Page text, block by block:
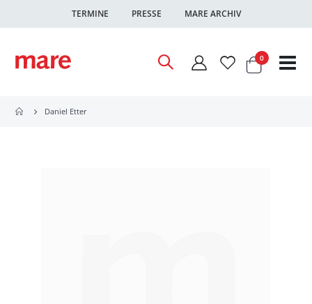
TERMINE PRESSE MARE ARCHIV
Warenkorb
0Artikel
Daniel Etter